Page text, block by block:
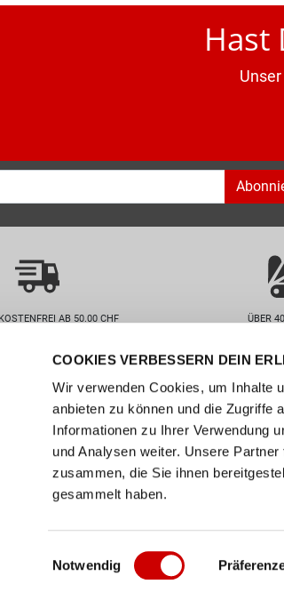
COOKIES VERBESSERN DEIN
Wir verwenden Cookies, um Inhalte
anbieten zu können und die Zugriffe
Informationen zu Ihrer Verwendung
und Analysen weiter. Unsere
zusammen, die Sie ihnen
gesammelt haben.
Einwilligungsauswahl
Notwendig
Hast
AB 50.00 CHF ÜBER
wir helfen? Kundenservice
Hilfe & FAQs
Zahlarten
Retouren
Newsletter